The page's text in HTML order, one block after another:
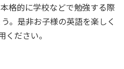
格的に学校などで勉強する際
。是非お子様の英語を楽しく
ださい。